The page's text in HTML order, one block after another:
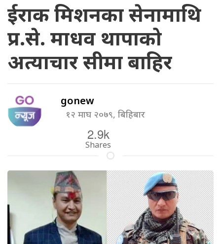
ईराक मिशनका सेनामाथि
प्र.से. माधव थापाको
अत्याचार सीमा बाहिर
gonew
१२ माघ २०७९, बिहिबार
2.9k
Shares